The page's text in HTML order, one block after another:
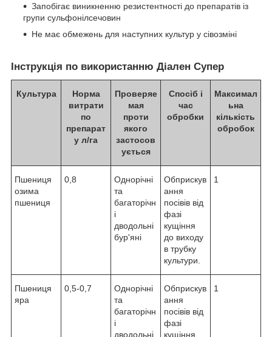
Запобігає виникненню резистентності до препаратів із
групи сульфонілсечовин
Не має обмежень для наступних культур у сівозміні
Інструкція по використанню Діален Супер
Культура
Норма
витрати
по
препарат
у л/га
Проверяе
мая
проти
якого
застосов
ується
Спосіб і
час
обробки
Максимал
ьна
кількість
обробок
Пшениця
озима
пшениця
0,8
Однорічні
та
багаторічн
і
дводольні
бур'яні
Обприскув
ання
посівів від
фазі
кущіння
до виходу
в трубку
культури.
1
Пшениця
яра
0,5-0,7
Однорічні
та
багаторічн
і
дводольні
Обприскув
ання
посівів від
фазі
кущіння
1